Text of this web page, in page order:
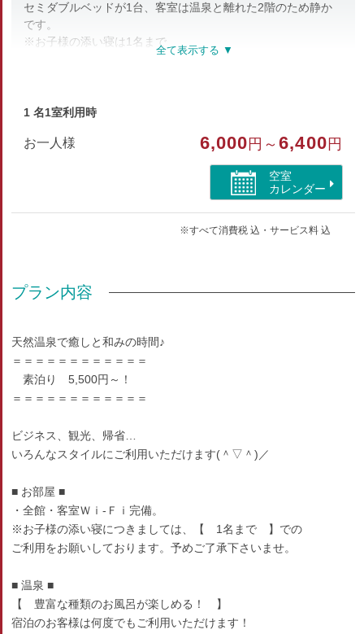
セミダブルベッドが1台、客室は温泉と離れた2階のため静か
です。
※お子様の添い寝は1名まで
ー、湯沸かしポット、有線ＬＡＮ、シャワートイレ
浴衣、バスタオル、フェイスタオル、シャンプー、コンディシ
部屋特徴
バス
1 名1室利用時
お一人様 6,000 円～6,400 円
空室
カレンダー
※すべて消費税 込・サービス料 込
プラン内容
天然温泉で癒しと和みの時間♪
＝＝＝＝＝＝＝＝＝＝＝＝
素泊り 5,500円～！
＝＝＝＝＝＝＝＝＝＝＝＝
ビジネス、観光、帰省…
いろんなスタイルにご利用いただけます(＾▽＾)／
■ お部屋 ■
・全館・客室Ｗｉ-Ｆｉ完備。
※お子様の添い寝につきましては、【 1名まで 】での
ご利用をお願いしております。予めご了承下さいませ。
■ 温泉 ■
【 豊富な種類のお風呂が楽しめる！ 】
宿泊のお客様は何度でもご利用いただけます！